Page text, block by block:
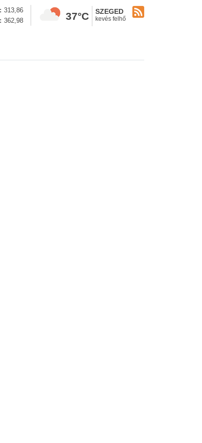
313,86
362,98 37°C SZEGED
kevés felhő